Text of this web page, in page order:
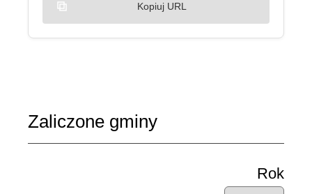
Kopiuj URL
Zaliczone gminy
Rok